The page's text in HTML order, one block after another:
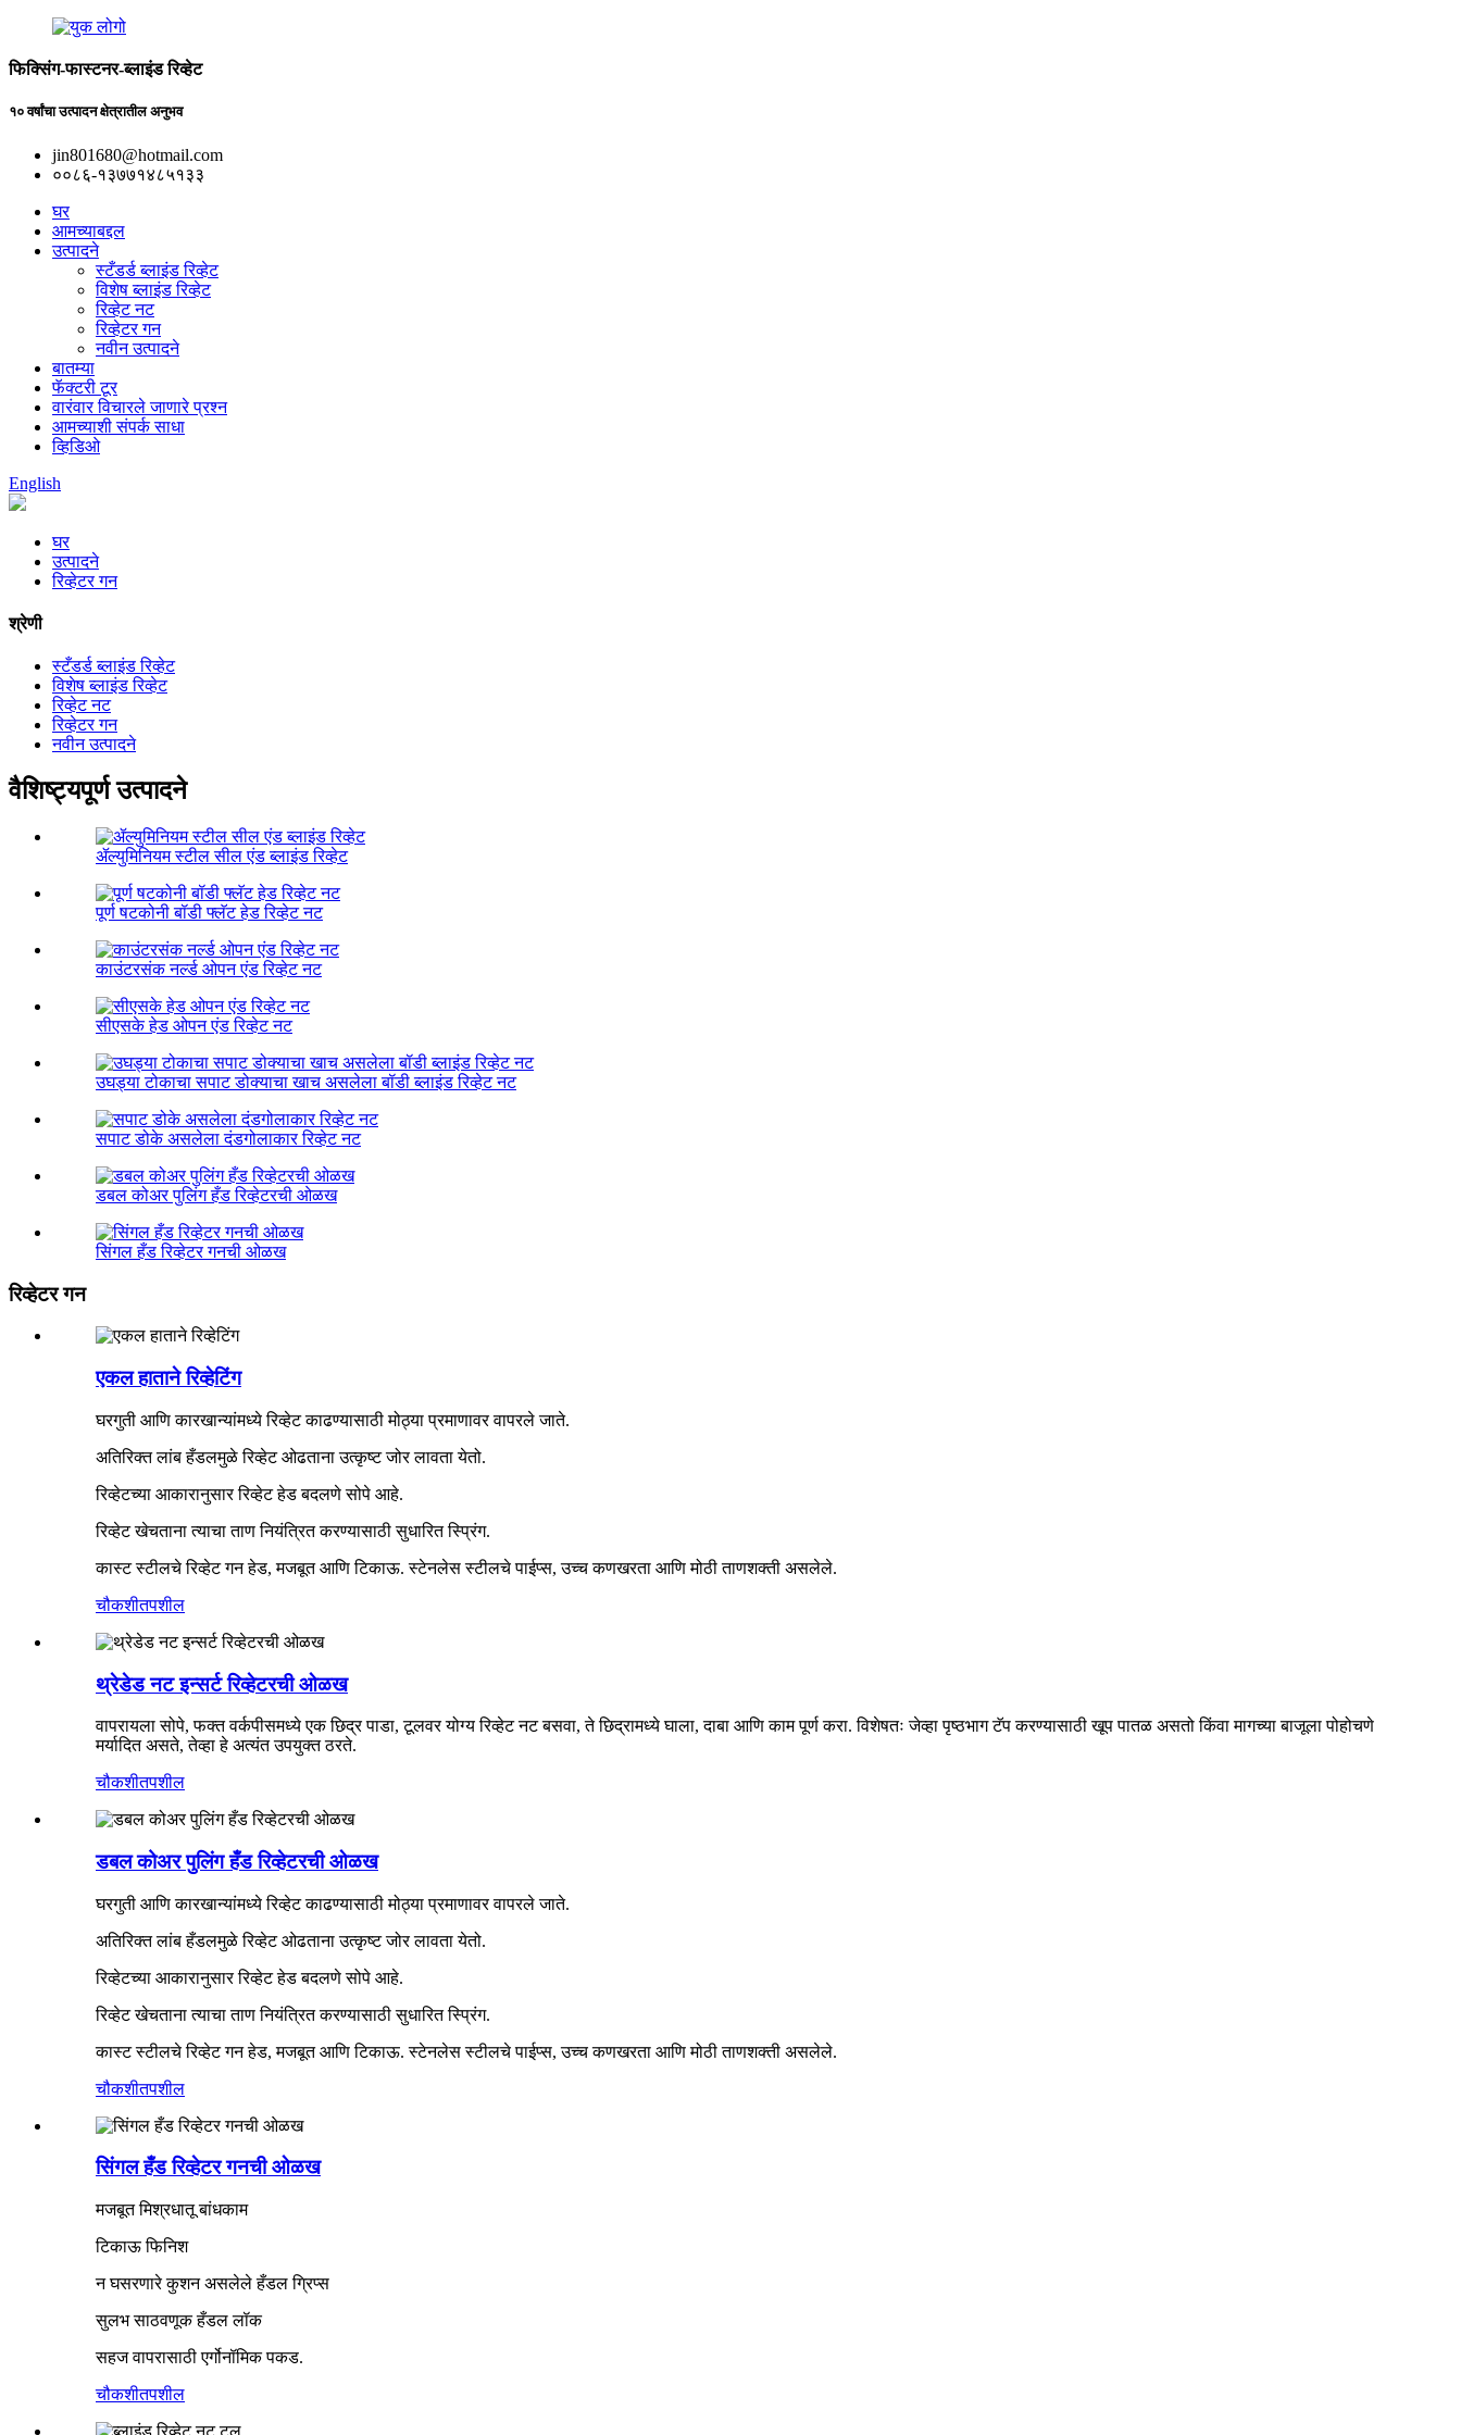
फिक्सिंग-फास्टनर-ब्लाइंड रिव्हेट
१० वर्षांचा उत्पादन क्षेत्रातील अनुभव
jin801680@hotmail.com
००८६-१३७७१४८५१३३
घर
आमच्याबद्दल
उत्पादने
स्टँडर्ड ब्लाइंड रिव्हेट
विशेष ब्लाइंड रिव्हेट
रिव्हेट नट
रिव्हेटर गन
नवीन उत्पादने
बातम्या
फॅक्टरी टूर
वारंवार विचारले जाणारे प्रश्न
आमच्याशी संपर्क साधा
व्हिडिओ
English
घर
उत्पादने
रिव्हेटर गन
श्रेणी
स्टँडर्ड ब्लाइंड रिव्हेट
विशेष ब्लाइंड रिव्हेट
रिव्हेट नट
रिव्हेटर गन
नवीन उत्पादने
वैशिष्ट्यपूर्ण उत्पादने
ॲल्युमिनियम स्टील सील एंड ब्लाइंड रिव्हेट
पूर्ण षटकोनी बॉडी फ्लॅट हेड रिव्हेट नट
काउंटरसंक नर्ल्ड ओपन एंड रिव्हेट नट
सीएसके हेड ओपन एंड रिव्हेट नट
उघड्या टोकाचा सपाट डोक्याचा खाच असलेला बॉडी ब्लाइंड रिव्हेट नट
सपाट डोके असलेला दंडगोलाकार रिव्हेट नट
डबल कोअर पुलिंग हँड रिव्हेटरची ओळख
सिंगल हँड रिव्हेटर गनची ओळख
रिव्हेटर गन
एकल हाताने रिव्हेटिंग
घरगुती आणि कारखान्यांमध्ये रिव्हेट काढण्यासाठी मोठ्या प्रमाणावर वापरले जाते.
अतिरिक्त लांब हँडलमुळे रिव्हेट ओढताना उत्कृष्ट जोर लावता येतो.
रिव्हेटच्या आकारानुसार रिव्हेट हेड बदलणे सोपे आहे.
रिव्हेट खेचताना त्याचा ताण नियंत्रित करण्यासाठी सुधारित स्प्रिंग.
कास्ट स्टीलचे रिव्हेट गन हेड, मजबूत आणि टिकाऊ. स्टेनलेस स्टीलचे पाईप्स, उच्च कणखरता आणि मोठी ताणशक्ती असलेले.
चौकशीतपशील
थ्रेडेड नट इन्सर्ट रिव्हेटरची ओळख
वापरायला सोपे, फक्त वर्कपीसमध्ये एक छिद्र पाडा, टूलवर योग्य रिव्हेट नट बसवा, ते छिद्रामध्ये घाला, दाबा आणि काम पूर्ण करा. विशेषतः जेव्हा पृष्ठभाग टॅप करण्यासाठी खूप पातळ असतो किंवा मागच्या बाजूला पोहोचणे
मर्यादित असते, तेव्हा हे अत्यंत उपयुक्त ठरते.
चौकशीतपशील
डबल कोअर पुलिंग हँड रिव्हेटरची ओळख
घरगुती आणि कारखान्यांमध्ये रिव्हेट काढण्यासाठी मोठ्या प्रमाणावर वापरले जाते.
अतिरिक्त लांब हँडलमुळे रिव्हेट ओढताना उत्कृष्ट जोर लावता येतो.
रिव्हेटच्या आकारानुसार रिव्हेट हेड बदलणे सोपे आहे.
रिव्हेट खेचताना त्याचा ताण नियंत्रित करण्यासाठी सुधारित स्प्रिंग.
कास्ट स्टीलचे रिव्हेट गन हेड, मजबूत आणि टिकाऊ. स्टेनलेस स्टीलचे पाईप्स, उच्च कणखरता आणि मोठी ताणशक्ती असलेले.
चौकशीतपशील
सिंगल हँड रिव्हेटर गनची ओळख
मजबूत मिश्रधातू बांधकाम
टिकाऊ फिनिश
न घसरणारे कुशन असलेले हँडल ग्रिप्स
सुलभ साठवणूक हँडल लॉक
सहज वापरासाठी एर्गोनॉमिक पकड.
चौकशीतपशील